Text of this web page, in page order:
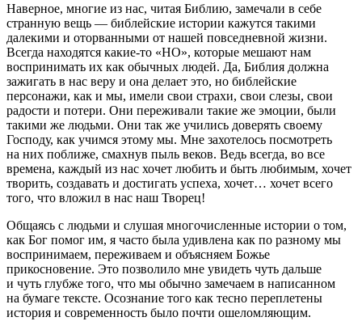
Наверное, многие из нас, читая Библию, замечали в себе
странную вещь — библейские истории кажутся такими
далекими и оторванными от нашей повседневной жизни.
Всегда находятся какие-то «НО», которые мешают нам
воспринимать их как обычных людей. Да, Библия должна
зажигать в нас веру и она делает это, но библейские
персонажи, как и мы, имели свои страхи, свои слезы, свои
радости и потери. Они переживали такие же эмоции, были
такими же людьми. Они так же учились доверять своему
Господу, как учимся этому мы. Мне захотелось посмотреть
на них поближе, смахнув пыль веков. Ведь всегда, во все
времена, каждый из нас хочет любить и быть любимым, хочет
творить, создавать и достигать успеха, хочет… хочет всего
того, что вложил в нас наш Творец!
Общаясь с людьми и слушая многочисленные истории о том,
как Бог помог им, я часто была удивлена как по разному мы
воспринимаем, переживаем и объясняем Божье
прикосновение. Это позволило мне увидеть чуть дальше
и чуть глубже того, что мы обычно замечаем в написанном
на бумаге тексте. Осознание того как тесно переплетены
история и современность было почти ошеломляющим.